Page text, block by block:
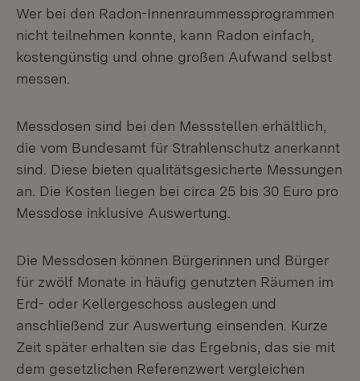
Wer bei den Radon-Innenraummessprogrammen
nicht teilnehmen konnte, kann Radon einfach,
kostengünstig und ohne großen Aufwand selbst
messen.
Messdosen sind bei den Messstellen erhältlich,
die vom Bundesamt für Strahlenschutz anerkannt
sind. Diese bieten qualitätsgesicherte Messungen
an. Die Kosten liegen bei circa 25 bis 30 Euro pro
Messdose inklusive Auswertung.
Die Messdosen können Bürgerinnen und Bürger
für zwölf Monate in häufig genutzten Räumen im
Erd- oder Kellergeschoss auslegen und
anschließend zur Auswertung einsenden. Kurze
Zeit später erhalten sie das Ergebnis, das sie mit
dem gesetzlichen Referenzwert vergleichen